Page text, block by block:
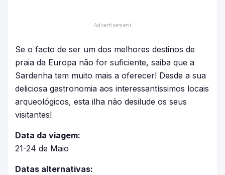
Se o facto de ser um dos melhores destinos de
praia da Europa não for suficiente, saiba que a
Sardenha tem muito mais a oferecer! Desde a sua
deliciosa gastronomia aos interessantíssimos locais
arqueológicos, esta ilha não desilude os seus
visitantes!
Data da viagem:
21-24 de Maio
Datas alternativas: